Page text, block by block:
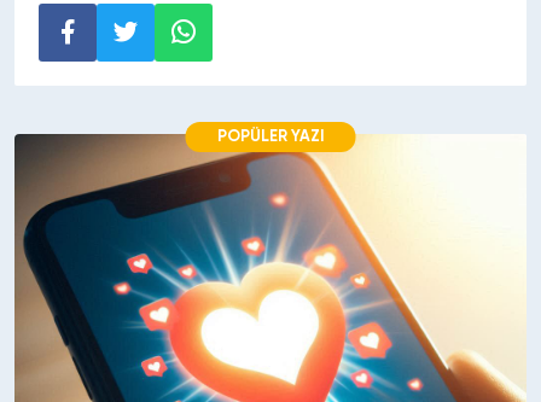
POPÜLER YAZI